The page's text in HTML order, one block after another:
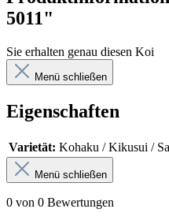
5011"
Sie erhalten genau diesen Koi
Menü schließen
Eigenschaften
Varietät: Kohaku / Kikusui /
Menü schließen
0 von 0 Bewertungen